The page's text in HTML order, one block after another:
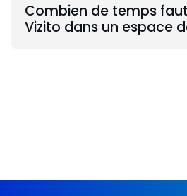
Combien de temps
Vizito dans un espace